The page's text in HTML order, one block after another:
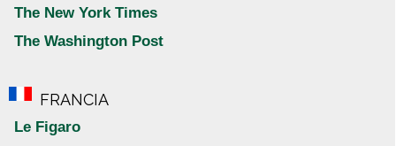
The New York Times
The Washington Post
FRANCIA
Le Figaro